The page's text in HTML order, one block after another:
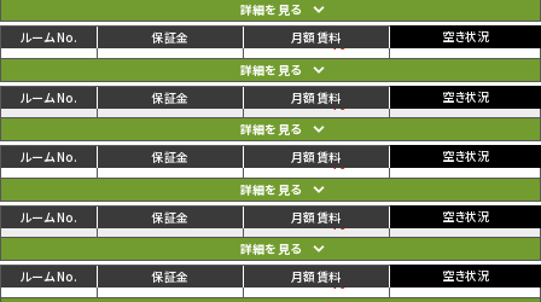
05 121,000円 126,500円 ご利用中
06 148,500円 154,000円 ご利用中
07 148,500円 154,000円 ご利用中
08 121,000円 126,500円 ご利用中
09 121,000円 126,500円 ご利用中